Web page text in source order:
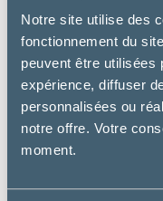
Notre site utilise des
fonctionnement du
peuvent être utilisées
expérience, diffuser
personnalisées ou
notre offre. Votre
moment.